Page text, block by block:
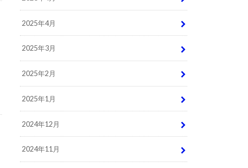
2025年4月
2025年3月
2025年2月
2025年1月
2024年12月
2024年11月